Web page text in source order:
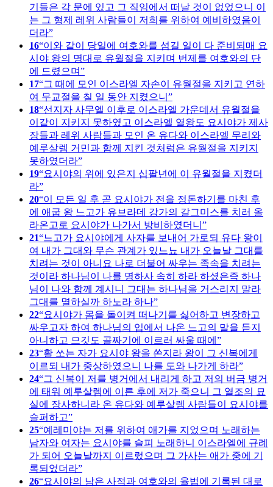
기들은 각 문에 있고 그 직임에서 떠날 것이 없었으니 이
는 그 형제 레위 사람들이 저희를 위하여 예비하였음이
더라
16 이와 같이 당일에 여호와를 섬길 일이 다 준비되매 요
시야 왕의 명대로 유월절을 지키며 번제를 여호와의 단
에 드렸으며
17 그 때에 모인 이스라엘 자손이 유월절을 지키고 연하
여 무교절을 칠 일 동안 지켰으니
18 선지자 사무엘 이후로 이스라엘 가운데서 유월절을
이같이 지키지 못하였고 이스라엘 열왕도 요시야가 제사
장들과 레위 사람들과 모인 온 유다와 이스라엘 무리와
예루살렘 거민과 함께 지킨 것처럼은 유월절을 지키지
못하였더라
19 요시야의 위에 있은지 십팔년에 이 유월절을 지켰더
라
20 이 모든 일 후 곧 요시야가 전을 정돈하기를 마친 후
에 애굽 왕 느고가 유브라데 강가의 갈그미스를 치러 올
라온고로 요시야가 나가서 방비하였더니
21
느고가 요시야에게 사자를 보내어 가로되 유다 왕이
여 내가 그대와 무슨 관계가 있느뇨 내가 오늘날 그대를
치려는 것이 아니요 나로 더불어 싸우는 족속을 치려는
것이라 하나님이 나를 명하사 속히 하라 하셨은즉 하나
님이 나와 함께 계시니 그대는 하나님을 거스리지 말라
그대를 멸하실까 하노라 하나
22 요시야가 몸을 돌이켜 떠나기를 싫어하고 변장하고
싸우고자 하여 하나님의 입에서 나온 느고의 말을 듣지
아니하고 므깃도 골짜기에 이르러 싸울 때에
23 활 쏘는 자가 요시야 왕을 쏜지라 왕이 그 신복에게
이르되 내가 중상하였으니 나를 도와 나가게 하라
24 그 신복이 저를 병거에서 내리게 하고 저의 버금 병거
에 태워 예루살렘에 이른 후에 저가 죽으니 그 열조의 묘
실에 장사하니라 온 유다와 예루살렘 사람들이 요시야를
슬퍼하고
25 예레미야는 저를 위하여 애가를 지었으며 노래하는
남자와 여자는 요시야를 슬피 노래하니 이스라엘에 규례
가 되어 오늘날까지 이르렀으며 그 가사는 애가 중에 기
록되었더라
26 요시야의 남은 사적과 여호와의 율법에 기록된 대로